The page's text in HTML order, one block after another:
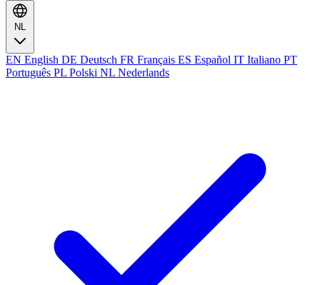
NL
EN English DE Deutsch FR Français ES Español IT Italiano PT
Português PL Polski NL Nederlands